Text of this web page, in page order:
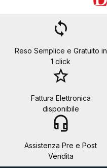
loop
Reso Semplice e Gratuito in
1 click
star_border
Fattura Elettronica
disponibile
headset_mic
Assistenza Pre e Post
Vendita